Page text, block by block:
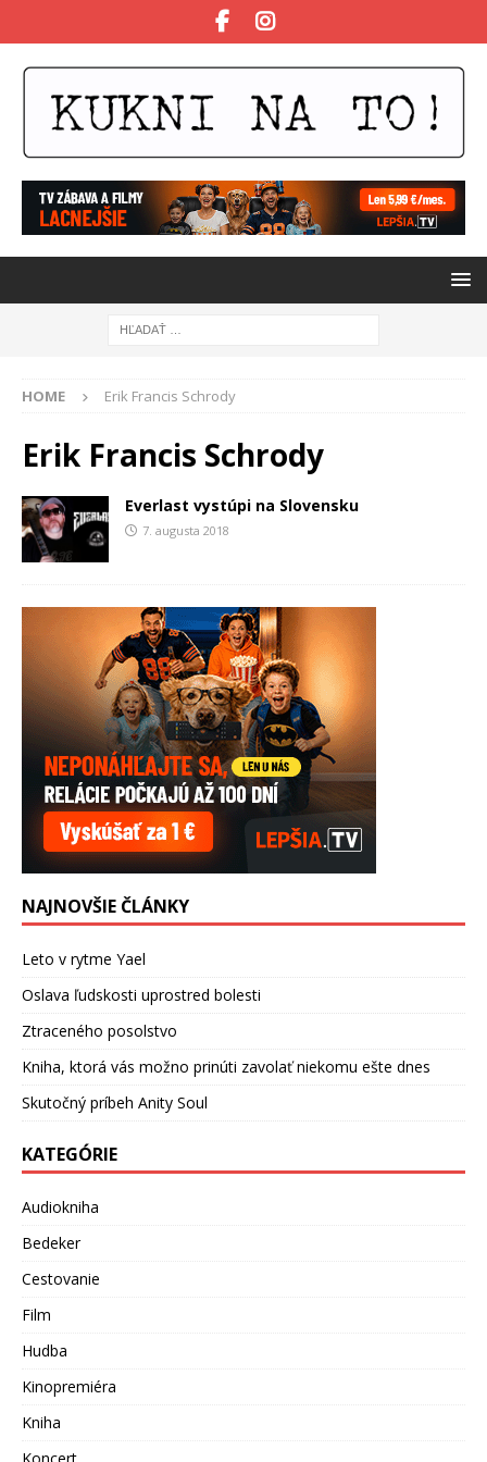
HOME Erik Francis Schrody
Erik Francis Schrody
Everlast vystúpi na Slovensku
7. augusta 2018
NAJNOVŠIE ČLÁNKY
Leto v rytme Yael
Oslava ľudskosti uprostred bolesti
Ztraceného posolstvo
Kniha, ktorá vás možno prinúti zavolať niekomu ešte dnes
Skutočný príbeh Anity Soul
KATEGÓRIE
Audiokniha
Bedeker
Cestovanie
Film
Hudba
Kinopremiéra
Kniha
Koncert